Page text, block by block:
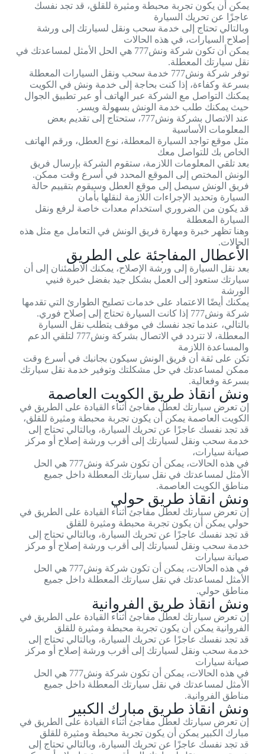
يمكن أن يكون تجربة محبطة ومثيرة للقلق، قد تجد نفسك
عاجزًا عن تحريك السيارة
وبالتالي تحتاج إلى خدمة سحب ونقل لسيارتك إلى ورشة
إصلاح السيارات، في هذه الحالات
يمكن أن تكون شركة ونش777 هي الحل الأمثل لمساعدتك في
نقل سيارتك المعطلة.
توفر شركة ونش777 خدمة سحب ونقل السيارات المعطلة
بسرعة وكفاءة، إذا كنت بحاجة إلى خدمة ونش في الكويت
يمكنك التواصل مع الشركة عبر الهاتف أو عبر تطبيق الجوال
حيث يمكنك طلب خدمة الونش بسهولة ويسر.
عند الاتصال بشركة ونش777، ستحتاج إلى تقديم بعض
المعلومات الأساسية
مثل موقع تواجد السيارة المعطلة، نوع العطل، ورقم الهاتف
الخاص بك للتواصل معك
بعد تلقي المعلومات اللازمة، ستقوم الشركة بإرسال فريق
الونش المختص إلى الموقع المحدد في أسرع وقت ممكن.
فريق الونش سيصل إلى موقع العطل وسيقوم بتقييم حالة
السيارة وتحديد الإجراءات اللازمة لنقلها بأمان
قد يكون من الضروري استخدام معدات خاصة لرفع ونقل
السيارة المعطلة
وهنا تظهر خبرة ومهارة فريق الونش في التعامل مع مثل هذه
الحالات.
الأعطال المفاجئة على الطريق
بعد نقل السيارة إلى ورشة الإصلاح، يمكنك الاطمئنان إلى أن
سيارتك ستعود إلى العمل بشكل جيد بفضل خبرة فنيي
الورشة
يمكنك أيضًا الاعتماد على خدمات تصليح الطوارئ التي تقدمها
شركة ونش777 إذا كانت السيارة تحتاج إلى إصلاح فوري.
بالتالي، عندما تجد نفسك في موقف يتطلب نقل السيارة
المعطلة، لا تتردد في الاتصال بشركة ونش777 لتلقي الدعم
والمساعدة اللازمة
تكن على ثقة أن فريق الونش سيكون بجانبك في أسرع وقت
ممكن لمساعدتك في حل مشكلتك وتوفير خدمة نقل سيارتك
بسرعة وفعالية.
ونش انقاذ طريق الكويت العاصمة
إن تعرض سيارتك لعطل مفاجئ أثناء القيادة على الطريق في
الكويت العاصمة يمكن أن يكون تجربة محبطة ومثيرة للقلق،
قد تجد نفسك عاجزًا عن تحريك السيارة، وبالتالي تحتاج إلى
خدمة سحب ونقل لسيارتك إلى أقرب ورشة إصلاح أو مركز
صيانة سيارات،
في هذه الحالات، يمكن أن تكون شركة ونش777 هي الحل
الأمثل لمساعدتك في نقل سيارتك المعطلة داخل جميع
مناطق الكويت العاصمة.
ونش انقاذ طريق حولي
إن تعرض سيارتك لعطل مفاجئ أثناء القيادة على الطريق في
حولي يمكن أن يكون تجربة محبطة ومثيرة للقلق
قد تجد نفسك عاجزًا عن تحريك السيارة، وبالتالي تحتاج إلى
خدمة سحب ونقل لسيارتك إلى أقرب ورشة إصلاح أو مركز
صيانة سيارات
في هذه الحالات، يمكن أن تكون شركة ونش777 هي الحل
الأمثل لمساعدتك في نقل سيارتك المعطلة داخل جميع
مناطق حولي.
ونش انقاذ طريق الفروانية
إن تعرض سيارتك لعطل مفاجئ أثناء القيادة على الطريق في
الفروانية يمكن أن يكون تجربة محبطة ومثيرة للقلق
قد تجد نفسك عاجزًا عن تحريك السيارة، وبالتالي تحتاج إلى
خدمة سحب ونقل لسيارتك إلى أقرب ورشة إصلاح أو مركز
صيانة سيارات
في هذه الحالات، يمكن أن تكون شركة ونش777 هي الحل
الأمثل لمساعدتك في نقل سيارتك المعطلة داخل جميع
مناطق الفروانية.
ونش انقاذ طريق مبارك الكبير
إن تعرض سيارتك لعطل مفاجئ أثناء القيادة على الطريق في
مبارك الكبير يمكن أن يكون تجربة محبطة ومثيرة للقلق
قد تجد نفسك عاجزًا عن تحريك السيارة، وبالتالي تحتاج إلى